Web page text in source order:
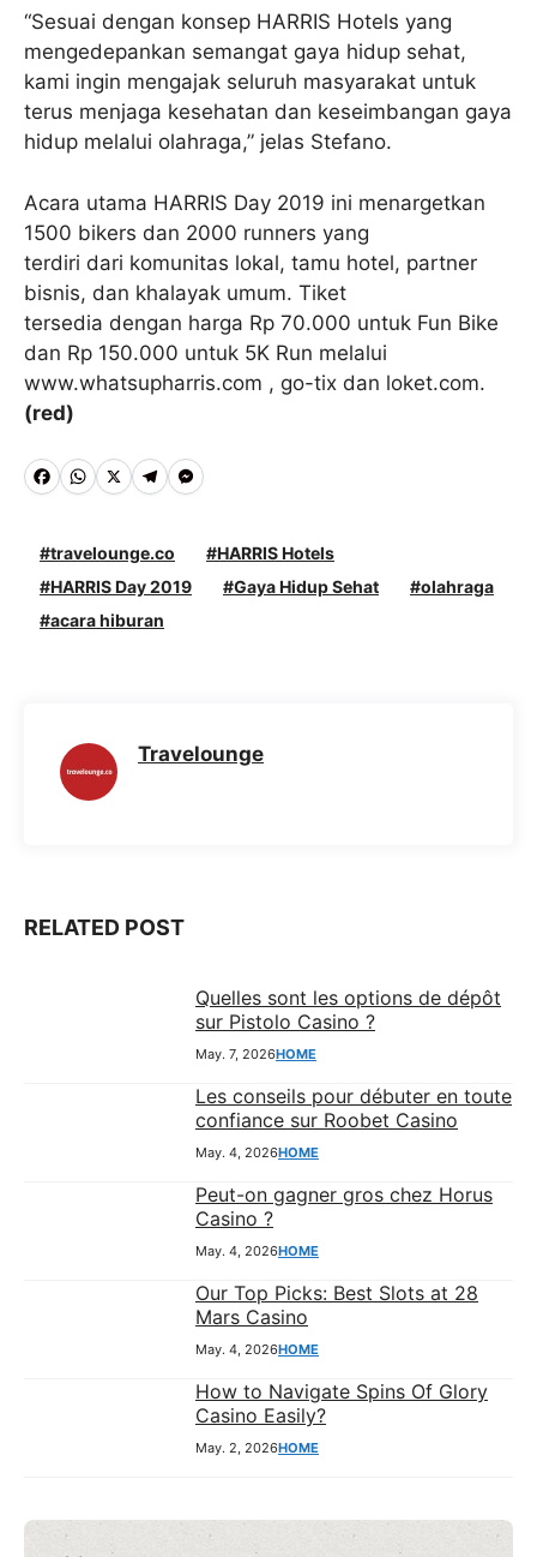
“Sesuai dengan konsep HARRIS Hotels yang
mengedepankan semangat gaya hidup sehat,
kami ingin mengajak seluruh masyarakat untuk
terus menjaga kesehatan dan keseimbangan gaya
hidup melalui olahraga,” jelas Stefano.
Acara utama HARRIS Day 2019 ini menargetkan
1500 bikers dan 2000 runners yang
terdiri dari komunitas lokal, tamu hotel, partner
bisnis, dan khalayak umum. Tiket
tersedia dengan harga Rp 70.000 untuk Fun Bike
dan Rp 150.000 untuk 5K Run melalui
www.whatsupharris.com , go-tix dan loket.com.
(red)
F
c
e
b
W
a
t
s
p
X T
l
e
g
m
M
s
e
travelounge.co
HARRIS Hotels
HARRIS Day 2019
Gaya Hidup Sehat
olahraga
acara hiburan
Travelounge
RELATED POST
Quelles sont les options de dépôt
sur Pistolo Casino ?
May. 7, 2026HOME
Les conseils pour débuter en toute
confiance sur Roobet Casino
May. 4, 2026HOME
Peut-on gagner gros chez Horus
Casino ?
May. 4, 2026HOME
Our Top Picks: Best Slots at 28
Mars Casino
May. 4, 2026HOME
How to Navigate Spins Of Glory
Casino Easily?
May. 2, 2026HOME